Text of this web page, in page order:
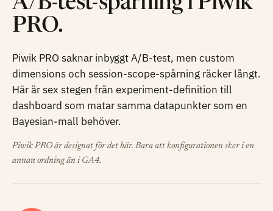
PRO.
Piwik PRO saknar inbyggt A/B-test, men custom
dimensions och session-scope-spårning räcker långt.
Här är sex stegen från experiment-definition till
dashboard som matar samma datapunkter som en
Bayesian-mall behöver.
Piwik PRO är designat för det här. Bara att konfigurationen sker i en
annan ordning än i GA4.